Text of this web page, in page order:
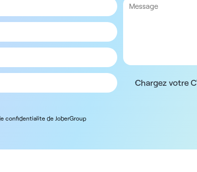
Chargez votre
confidentialite de JoberGroup